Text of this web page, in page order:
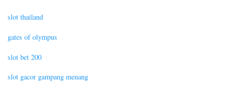
slot thailand
gates of olympus
slot bet 200
slot gacor gampang menang